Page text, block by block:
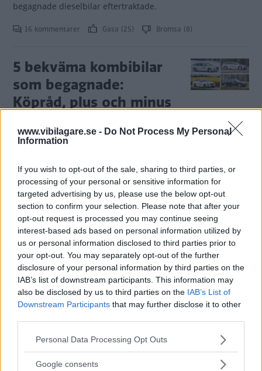
www.vibilagare.se - Do Not Process My Personal
Information
If you wish to opt-out of the sale, sharing to third parties, or
processing of your personal or sensitive information for
targeted advertising by us, please use the below opt-out
section to confirm your selection. Please note that after your
opt-out request is processed you may continue seeing
interest-based ads based on personal information utilized by
us or personal information disclosed to third parties prior to
your opt-out. You may separately opt-out of the further
disclosure of your personal information by third parties on the
IAB’s list of downstream participants. This information may
also be disclosed by us to third parties on the IAB’s List of
Downstream Participants that may further disclose it to other
Please note that this website/app uses one or more Google
not limited to your visit or usage behaviour. You may click to
Personal Data Processing Opt Outs
Google consents
begagnade dieselbilar eftertraktade.
16 kommentarer Gasa (25) Bromsa (8)
5 bekväma kombibilar
som begagnade:
Köpråd, plus och minus
Om du vill ha en stor kombi med
fem till sex år på nacken är detta fem tänkbara alternativ.
Nya bilar 2023: Här är
nyheterna som är på
ingång
LISTA 11 januari 2023 Det är inte bara en ny Volvomodell som
dyker upp under 2023. Även flera kinesiska märken är på
ingång och en rad elbilar. Läs vår guide så har du koll på
vad som är på ingång.
Begagnat: Subaru